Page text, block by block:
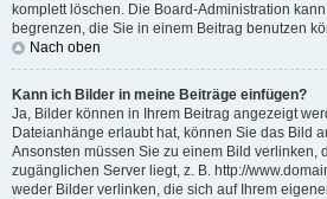
komplett löschen. Die Board-Administration
begrenzen, die Sie in einem Beitrag benutzen
Nach oben
Kann ich Bilder in meine Beiträge einfügen?
Ja, Bilder können in Ihrem Beitrag angezeigt
Dateianhänge erlaubt hat, können Sie das Bild
Ansonsten müssen Sie zu einem Bild verlinken,
zugänglichen Server liegt, z. B. http://
weder Bilder verlinken, die sich auf Ihrem